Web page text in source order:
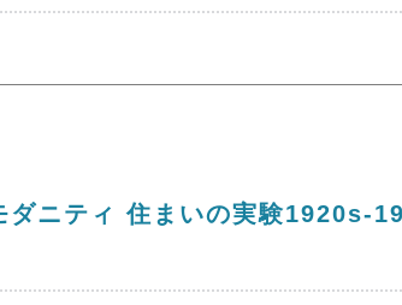
ダニティ 住まいの実験